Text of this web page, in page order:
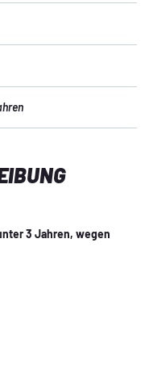
3 Jahren, wegen